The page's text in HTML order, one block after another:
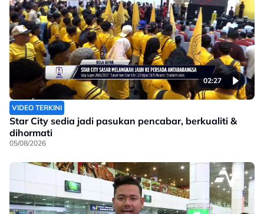
02:27
VIDEO TERKINI
Star City sedia jadi pasukan pencabar, berkualiti &
dihormati
05/08/2026